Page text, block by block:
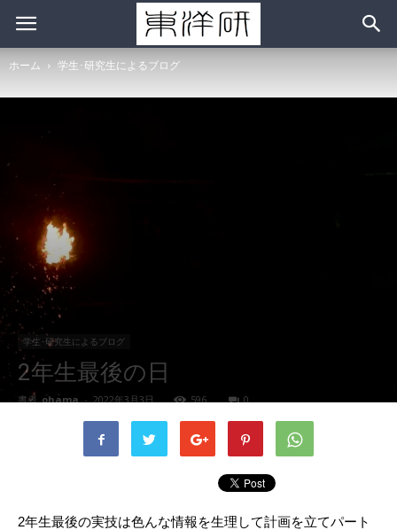
ホーム 学生･研究生によるブログ
学生･研究生によるブログ
2年生最後の日
書者 ohama - 2022年3月3日 596 0
2年生最後の実技は色んな情報を生理して計画を立てパート